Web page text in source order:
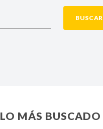
BUSCAR
LO MÁS BUSCADO